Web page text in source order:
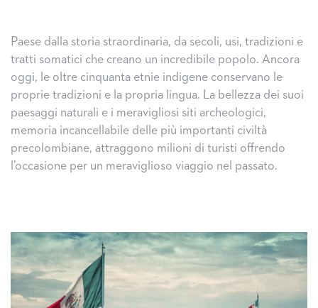
Paese dalla storia straordinaria, da secoli, usi, tradizioni e
tratti somatici che creano un incredibile popolo. Ancora
oggi, le oltre cinquanta etnie indigene conservano le
proprie tradizioni e la propria lingua. La bellezza dei suoi
paesaggi naturali e i meravigliosi siti archeologici,
memoria incancellabile delle più importanti civiltà
precolombiane, attraggono milioni di turisti offrendo
l’occasione per un meraviglioso viaggio nel passato.